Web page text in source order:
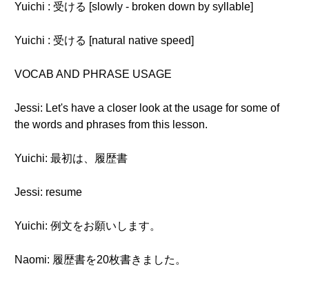
Yuichi : 受ける [slowly - broken down by syllable]
Yuichi : 受ける [natural native speed]
VOCAB AND PHRASE USAGE
Jessi: Let's have a closer look at the usage for some of
the words and phrases from this lesson.
Yuichi: 最初は、履歴書
Jessi: resume
Yuichi: 例文をお願いします。
Naomi: 履歴書を20枚書きました。